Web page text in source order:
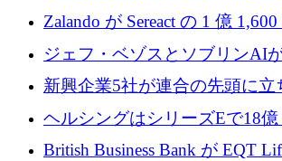
ーロを超える 60 以上のハイテ
Zalando が Sereact の 1 億
ーズ B に参加し、AI を活用し
ジェフ・ベゾスとソブリンAI
5,000万ドルの資金調達で支援
新興企業5社が連合の先頭に立
センサーをEUのクリーンエア
ヘルシングはシリーズEで18
ウーバーはデリバリー・ヒー
British Business Bank が EQT